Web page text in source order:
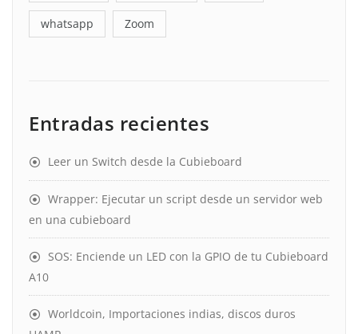
whatsapp Zoom
Entradas recientes
Leer un Switch desde la Cubieboard
Wrapper: Ejecutar un script desde un servidor web
en una cubieboard
SOS: Enciende un LED con la GPIO de tu Cubieboard
A10
Worldcoin, Importaciones indias, discos duros